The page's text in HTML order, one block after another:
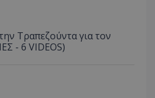
Τραπεζούντα για τον
- 6 VIDEOS)